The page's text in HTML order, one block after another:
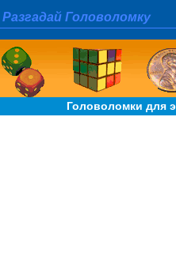
Разгадай Головоломку
Головоломки для